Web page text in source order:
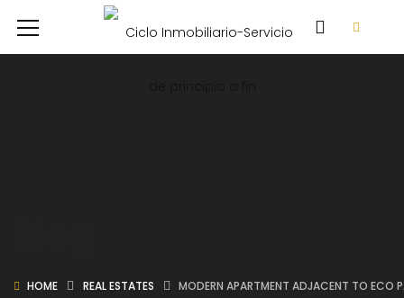
HOME REAL ESTATES MODERN APARTMENT ADJACENT TO ECO